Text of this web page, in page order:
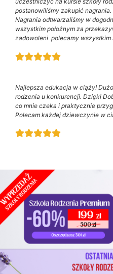
postanowiliśmy zakupić nagrania.
Nagrania odtwarzaliśmy w
wszystkim położnym za
zadowoleni polecamy wszystkim
Najlepsza edukacja w ciąży!
rodzenia u konkurencji. Dzięki
co mnie czeka i praktycznie
Polecam każdej dziewczynie w